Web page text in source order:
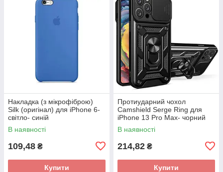
Накладка (з мікрофіброю)
Silk (оригінал) для iPhone 6-
світло- синій
В наявності
109,48 ₴
Купити
Протиударний чохол
Camshield Serge Ring для
iPhone 13 Pro Max- чорний
В наявності
214,82 ₴
Купити